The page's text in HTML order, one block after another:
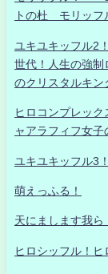
トの杜 モリッフ
ユキユキッフル2
世代！人生の強制
のクリスタルキン
ヒロコンプレッ
ャアラフィフ女
ユキユキッフル3！
萌えっふる！
天にまします我ら
ヒロシッフル！ヒ